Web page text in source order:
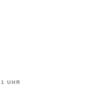
UHR